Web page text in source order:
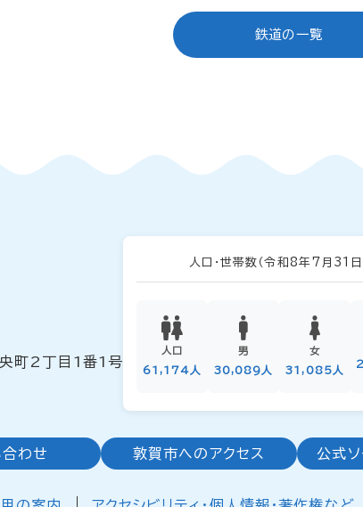
鉄道の一覧
町2丁目1番1号
人口・世帯数 （令和8年7月31日
人口
61,174人
男
30,089人
女
31,085人
わせ 敦賀市へのアクセス 公式ソ